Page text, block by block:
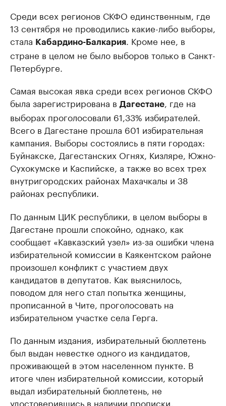
Среди всех регионов СКФО единственным, где
13 сентября не проводились какие-либо выборы,
стала Кабардино-Балкария. Кроме нее, в
стране в целом не было выборов только в Санкт-
Петербурге.
Самая высокая явка среди всех регионов СКФО
была зарегистрирована в Дагестане, где на
выборах проголосовали 61,33% избирателей.
Всего в Дагестане прошла 601 избирательная
кампания. Выборы состоялись в пяти городах:
Буйнакске, Дагестанских Огнях, Кизляре, Южно-
Сухокумске и Каспийске, а также во всех трех
внутригородских районах Махачкалы и 38
районах республики.
По данным ЦИК республики, в целом выборы в
Дагестане прошли спокойно, однако, как
сообщает «Кавказский узел» из-за ошибки члена
избирательной комиссии в Каякентском районе
произошел конфликт с участием двух
кандидатов в депутатов. Как выяснилось,
поводом для него стал попытка женщины,
прописанной в Чите, проголосовать на
избирательном участке села Герга.
По данным издания, избирательный бюллетень
был выдан невестке одного из кандидатов,
проживающей в этом населенном пункте. В
итоге член избирательной комиссии, который
выдал избирательный бюллетень, не
удостоверившись в наличии прописки,